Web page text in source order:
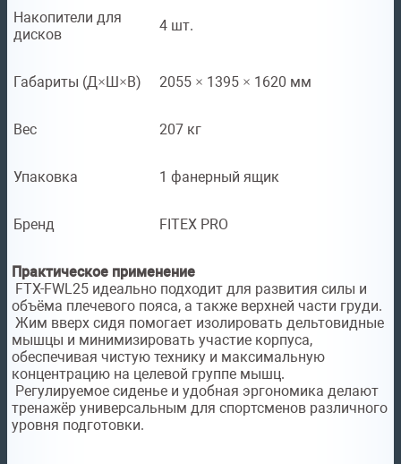
Накопители для
дисков
4 шт.
Габариты (Д×Ш×В) 2055 × 1395 × 1620 мм
Вес 207 кг
Упаковка 1 фанерный ящик
Бренд FITEX PRO
Практическое применение
FTX-FWL25 идеально подходит для развития силы и
объёма плечевого пояса, а также верхней части груди.
Жим вверх сидя помогает изолировать дельтовидные
мышцы и минимизировать участие корпуса,
обеспечивая чистую технику и максимальную
концентрацию на целевой группе мышц.
Регулируемое сиденье и удобная эргономика делают
тренажёр универсальным для спортсменов различного
уровня подготовки.